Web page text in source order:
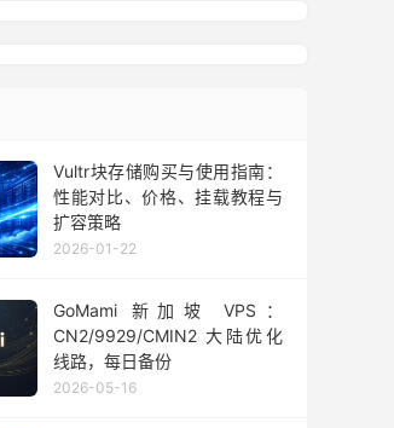
Vultr块存储购买与使用指南：
性能对比、价格、挂载教程与
扩容策略
2026-01-22
GoMami 新加坡 VPS：
CN2/9929/CMIN2 大陆优化
线路，每日备份
2026-05-16